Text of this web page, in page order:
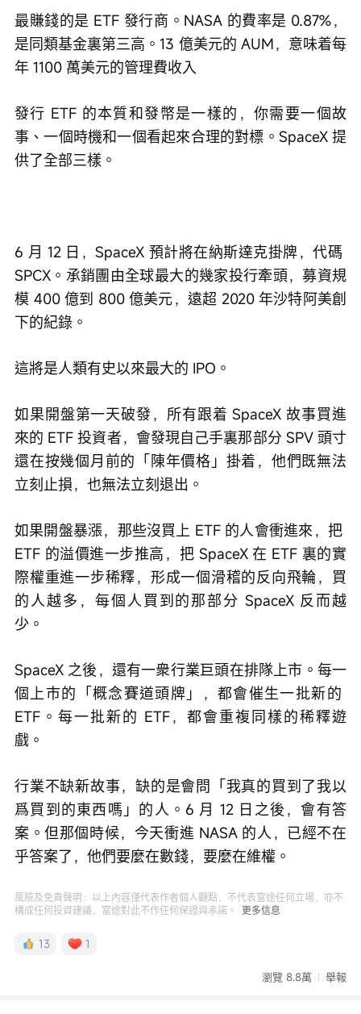
最賺錢的是 ETF 發行商。NASA 的費率是 0.87%，
是同類基金裏第三高。13 億美元的 AUM，意味着每
年 1100 萬美元的管理費收入
發行 ETF 的本質和發幣是一樣的，你需要一個故
事、一個時機和一個看起來合理的對標。SpaceX 提
供了全部三樣。
6 月 12 日，SpaceX 預計將在納斯達克掛牌，代碼
SPCX。承銷團由全球最大的幾家投行牽頭，募資規
模 400 億到 800 億美元，遠超 2020 年沙特阿美創
下的紀錄。
這將是人類有史以來最大的 IPO。
如果開盤第一天破發，所有跟着 SpaceX 故事買進
來的 ETF 投資者，會發現自己手裏那部分 SPV 頭寸
還在按幾個月前的「陳年價格」掛着，他們既無法
立刻止損，也無法立刻退出。
如果開盤暴漲，那些沒買上 ETF 的人會衝進來，把
ETF 的溢價進一步推高，把 SpaceX 在 ETF 裏的實
際權重進一步稀釋，形成一個滑稽的反向飛輪，買
的人越多，每個人買到的那部分 SpaceX 反而越
少。
SpaceX 之後，還有一衆行業巨頭在排隊上市。每一
個上市的「概念賽道頭牌」，都會催生一批新的
ETF。每一批新的 ETF，都會重複同樣的稀釋遊
戲。
行業不缺新故事，缺的是會問「我真的買到了我以
爲買到的東西嗎」的人。6 月 12 日之後，會有答
案。但那個時候，今天衝進 NASA 的人，已經不在
乎答案了，他們要麼在數錢，要麼在維權。
風險及免責聲明：以上內容僅代表作者個人觀點，不代表富途任何立場，亦不
構成任何投資建議，富途對此不作任何保證與承諾。
更多信息
13 1
瀏覽 8.8萬 舉報